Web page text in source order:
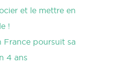
et le mettre en
!
France poursuit sa
4 ans